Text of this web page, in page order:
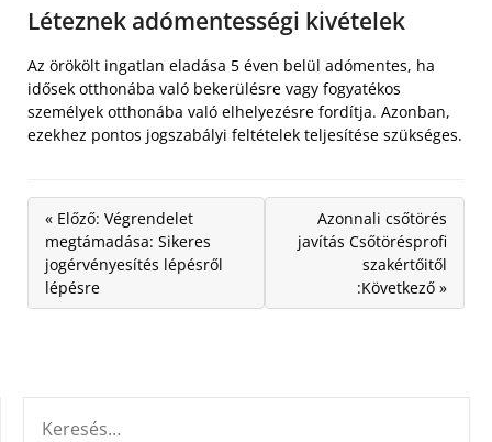
Léteznek adómentességi kivételek
Az örökölt ingatlan eladása 5 éven belül adómentes, ha
idősek otthonába való bekerülésre vagy fogyatékos
személyek otthonába való elhelyezésre fordítja. Azonban,
ezekhez pontos jogszabályi feltételek teljesítése szükséges.
« Előző: Végrendelet
megtámadása: Sikeres
jogérvényesítés lépésről
lépésre
Azonnali csőtörés
javítás Csőtörésprofi
szakértőitől
:Következő »